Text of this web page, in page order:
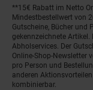
**15€ Rabatt im Netto
Mindestbestellwert von
Gutscheine, Bücher und
gekennzeichnete
Abholservices. Der
Online-Shop-Newsletter
pro Person und
anderen
kombinierbar.